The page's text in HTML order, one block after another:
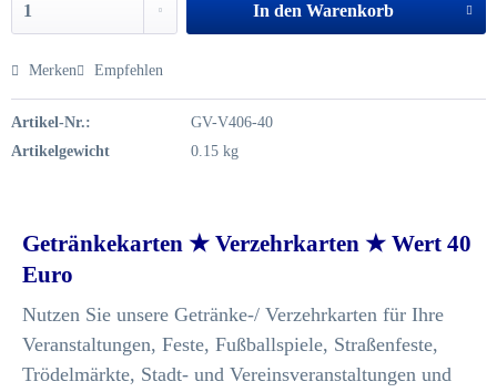
In den Warenkorb
Merken Empfehlen
Artikel-Nr.:
GV-V406-40
Artikelgewicht
0.15 kg
Getränkekarten ★ Verzehrkarten ★ Wert 40
Euro
Nutzen Sie unsere Getränke-/ Verzehrkarten für Ihre
Veranstaltungen, Feste, Fußballspiele, Straßenfeste,
Trödelmärkte, Stadt- und Vereinsveranstaltungen und